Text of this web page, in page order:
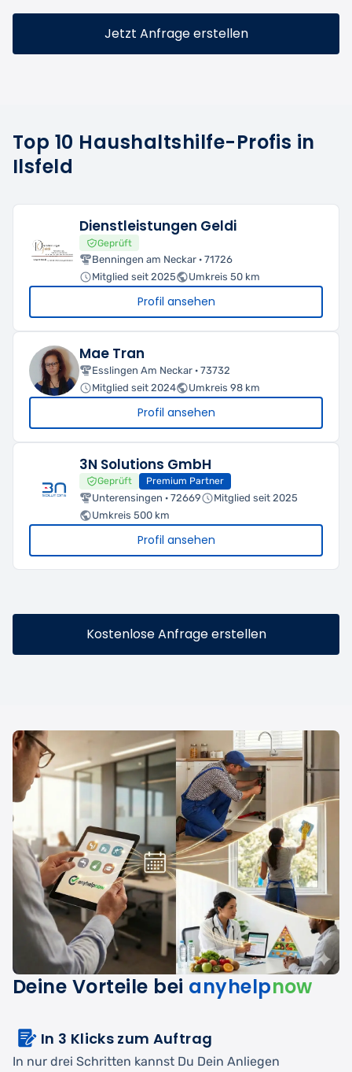
Jetzt Anfrage erstellen
Top 10 Haushaltshilfe-Profis in
Ilsfeld
Dienstleistungen Geldi
Geprüft
Benningen am Neckar · 71726
Mitglied seit 2025
Umkreis 50 km
Profil ansehen
Mae Tran
Esslingen Am Neckar · 73732
Mitglied seit 2024
Umkreis 98 km
Profil ansehen
3N Solutions GmbH
Geprüft Premium Partner
Unterensingen · 72669
Mitglied seit 2025
Umkreis 500 km
Profil ansehen
Kostenlose Anfrage erstellen
Deine Vorteile bei anyhelpnow
In 3 Klicks zum Auftrag
In nur drei Schritten kannst Du Dein Anliegen